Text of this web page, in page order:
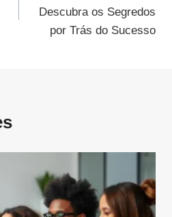
Descubra os Segredos
por Trás do Sucesso